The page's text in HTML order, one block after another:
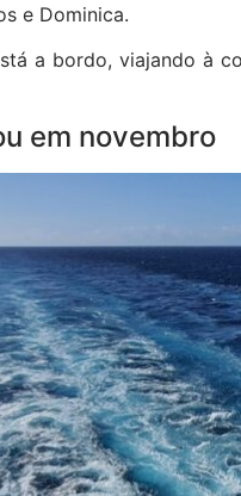
e Dominica.
a bordo, viajando à
em novembro